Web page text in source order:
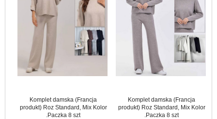
Komplet damska (Francja
produkt) Roz Standard, Mix Kolor
.Paczka 8 szt
Komplet damska (Francja
produkt) Roz Standard, Mix Kolor
.Paczka 8 szt